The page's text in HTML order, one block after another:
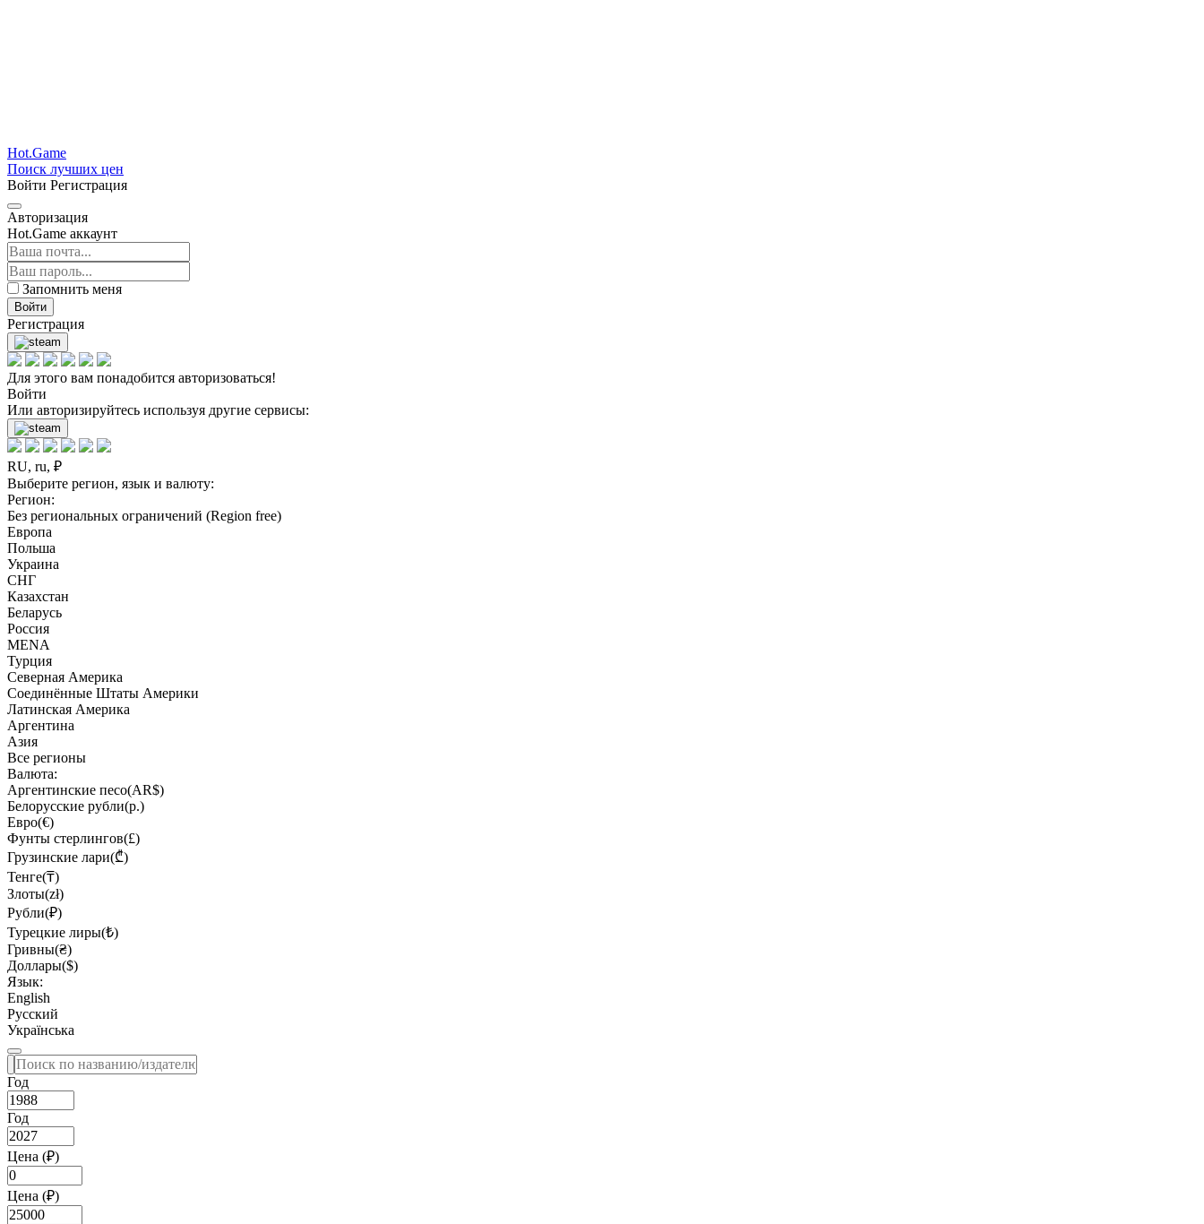
Hot.Game
Поиск лучших цен
Войти Регистрация
Авторизация
Hot.Game аккаунт
Запомнить меня
Войти
Регистрация
Для этого вам понадобится авторизоваться!
Войти
Или авторизируйтесь используя другие сервисы:
RU, ru, ₽
Выберите регион, язык и валюту:
Регион:
Без региональных ограничений (Region free)
Европа
Польша
Украина
СНГ
Казахстан
Беларусь
Россия
MENA
Турция
Северная Америка
Соединённые Штаты Америки
Латинская Америка
Аргентина
Азия
Все регионы
Валюта:
Аргентинские песо(AR$)
Белорусские рубли(р.)
Евро(€)
Фунты стерлингов(£)
Грузинские лари(₾)
Тенге(₸)
Злоты(zł)
Рубли(₽)
Турецкие лиры(₺)
Гривны(₴)
Доллары($)
Язык:
English
Русский
Українська
Год
Год
Цена (₽)
Цена (₽)